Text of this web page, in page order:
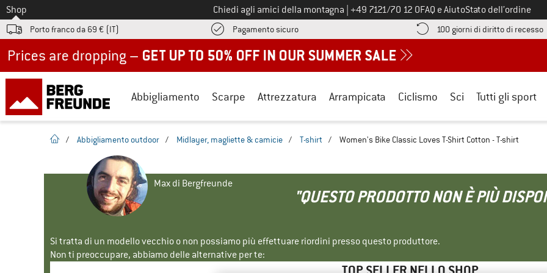
Allo
Shop Chiedi agli amici della montagna Chiamaci al numero
+49 7121/70 12 0FAQ e AiutoStato dell’ordine
Porto franco da 69 € (IT) Pagamento sicuroQui trovi le informazioni di pagamento! Si apre in una casella
100 giorni di diritto di recesso
Abbigliamento Scarpe Attrezzatura Arrampicata Ciclismo Sci Tutti gli sport
pagina iniziale
/ Abbigliamento outdoor / Midlayer, magliette & camicie / T-shirt / Women's Bike Classic Loves T-Shirt Cotton - T-shirt
Max di Bergfreunde
"QUESTO PRODOTTO NON È PIÙ
Si tratta di un modello vecchio o non possiamo più effettuare riordini presso questo produttore.
Non ti preoccupare, abbiamo delle alternative per te: